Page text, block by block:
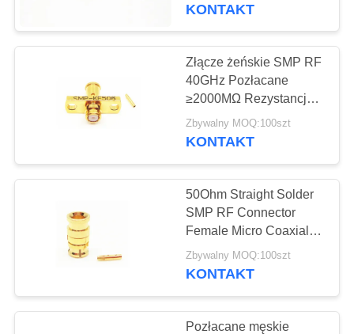
SITEMAP
PRIVACY
POLICY
Złącze RF 1,85 mm
Złącze RF 2,4 mm
40
KONTAKT
Złącze żeńskie SMP RF
40GHz Pozłacane
≥2000MΩ Rezystancja
izolacji
Zbywalny MOQ:100szt
KONTAKT
50Ohm Straight Solder
SMP RF Connector
Female Micro Coaxial
Connector
Zbywalny MOQ:100szt
KONTAKT
Pozłacane męskie